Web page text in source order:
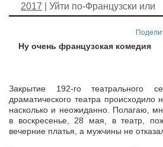
2017 | Уйти по-Французски или
Ну очень французская комедия
Закрытие 192-го театрального
драматического театра происходило
насколько и неожиданно. Полагаю,
в воскресенье, 28 мая, в театр,
вечерние платья, а мужчины не